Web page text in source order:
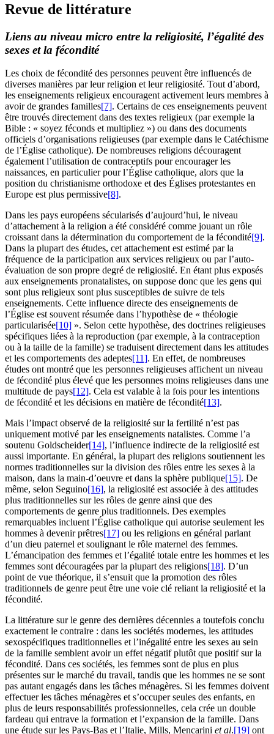
Revue de littérature
Liens au niveau micro entre la religiosité, l’égalité des
sexes et la fécondité
Les choix de fécondité des personnes peuvent être influencés de
diverses manières par leur religion et leur religiosité. Tout d’abord,
les enseignements religieux encouragent activement leurs membres à
avoir de grandes familles[7]. Certains de ces enseignements peuvent
être trouvés directement dans des textes religieux (par exemple la
Bible : « soyez féconds et multipliez ») ou dans des documents
officiels d’organisations religieuses (par exemple dans le Catéchisme
de l’Église catholique). De nombreuses religions découragent
également l’utilisation de contraceptifs pour encourager les
naissances, en particulier pour l’Église catholique, alors que la
position du christianisme orthodoxe et des Églises protestantes en
Europe est plus permissive[8].
Dans les pays européens sécularisés d’aujourd’hui, le niveau
d’attachement à la religion a été considéré comme jouant un rôle
croissant dans la détermination du comportement de la fécondité[9].
Dans la plupart des études, cet attachement est estimé par la
fréquence de la participation aux services religieux ou par l’auto-
évaluation de son propre degré de religiosité. En étant plus exposés
aux enseignements pronatalistes, on suppose donc que les gens qui
sont plus religieux sont plus susceptibles de suivre de tels
enseignements. Cette influence directe des enseignements de
l’Église est souvent résumée dans l’hypothèse de « théologie
particularisée[10] ». Selon cette hypothèse, des doctrines religieuses
spécifiques liées à la reproduction (par exemple, à la contraception
ou à la taille de la famille) se traduisent directement dans les attitudes
et les comportements des adeptes[11]. En effet, de nombreuses
études ont montré que les personnes religieuses affichent un niveau
de fécondité plus élevé que les personnes moins religieuses dans une
multitude de pays[12]. Cela est valable à la fois pour les intentions
de fécondité et les décisions en matière de fécondité[13].
Mais l’impact observé de la religiosité sur la fertilité n’est pas
uniquement motivé par les enseignements natalistes. Comme l’a
soutenu Goldscheider[14], l’influence indirecte de la religiosité est
aussi importante. En général, la plupart des religions soutiennent les
normes traditionnelles sur la division des rôles entre les sexes à la
maison, dans la main-d’oeuvre et dans la sphère publique[15]. De
même, selon Seguino[16], la religiosité est associée à des attitudes
plus traditionnelles sur les rôles de genre ainsi que des
comportements de genre plus traditionnels. Des exemples
remarquables incluent l’Église catholique qui autorise seulement les
hommes à devenir prêtres[17] ou les religions en général parlant
d’un dieu paternel et soulignant le rôle maternel des femmes.
L’émancipation des femmes et l’égalité totale entre les hommes et les
femmes sont découragées par la plupart des religions[18]. D’un
point de vue théorique, il s’ensuit que la promotion des rôles
traditionnels de genre peut être une voie clé reliant la religiosité et la
fécondité.
La littérature sur le genre des dernières décennies a toutefois conclu
exactement le contraire : dans les sociétés modernes, les attitudes
sexospécifiques traditionnelles et l’inégalité entre les sexes au sein
de la famille semblent avoir un effet négatif plutôt que positif sur la
fécondité. Dans ces sociétés, les femmes sont de plus en plus
présentes sur le marché du travail, tandis que les hommes ne se sont
pas autant engagés dans les tâches ménagères. Si les femmes doivent
effectuer les tâches ménagères et s’occuper seules des enfants, en
plus de leurs responsabilités professionnelles, cela crée un double
fardeau qui entrave la formation et l’expansion de la famille. Dans
une étude sur les Pays-Bas et l’Italie, Mills, Mencarini et al.[19] ont